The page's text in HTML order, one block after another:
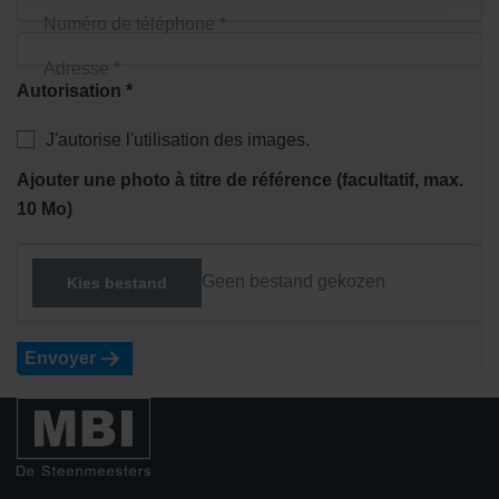
Numéro de téléphone *
Adresse *
Autorisation *
J'autorise l'utilisation des images.
Ajouter une photo à titre de référence (facultatif, max.
10 Mo)
Kies bestand Geen bestand gekozen
Envoyer